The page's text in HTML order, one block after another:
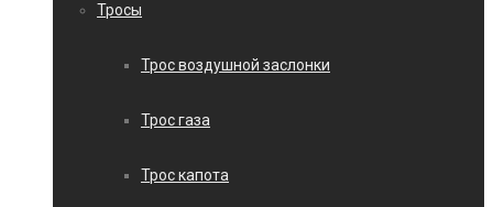
Тросы
Трос воздушной заслонки
Трос газа
Трос капота